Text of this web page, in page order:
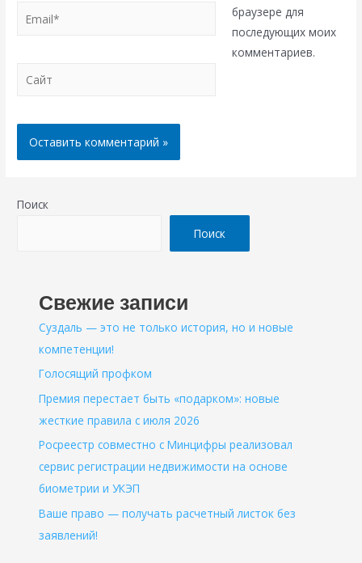
Сайт
браузере для
последующих моих
комментариев.
Поиск
Поиск
Свежие записи
Суздаль — это не только история, но и новые
компетенции!
Голосящий профком
Премия перестает быть «подарком»: новые
жесткие правила с июля 2026
Росреестр совместно с Минцифры реализовал
сервис регистрации недвижимости на основе
биометрии и УКЭП
Ваше право — получать расчетный листок без
заявлений!